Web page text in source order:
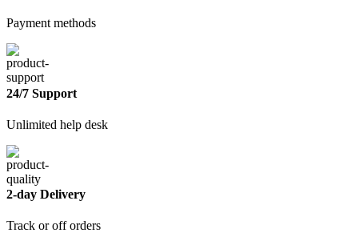
Payment methods
24/7 Support
Unlimited help desk
2-day Delivery
Track or off orders